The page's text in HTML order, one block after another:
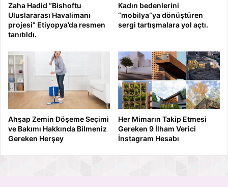
Zaha Hadid “Bishoftu
Uluslararası Havalimanı
projesi” Etiyopya’da resmen
tanıtıldı.
Kadın bedenlerini
“mobilya”ya dönüştüren
sergi tartışmalara yol açtı.
Ahşap Zemin Döşeme Seçimi
ve Bakımı Hakkında Bilmeniz
Gereken Herşey
Her Mimarın Takip Etmesi
Gereken 9 İlham Verici
İnstagram Hesabı